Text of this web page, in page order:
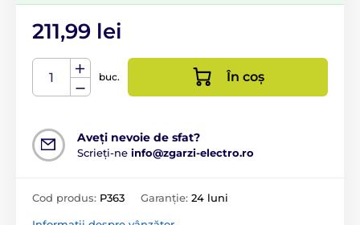
211,99 lei
buc. În coș
Aveți nevoie de sfat?
Scrieți-ne info@zgarzi-electro.ro
Cod produs: P363 Garanție: 24 luni